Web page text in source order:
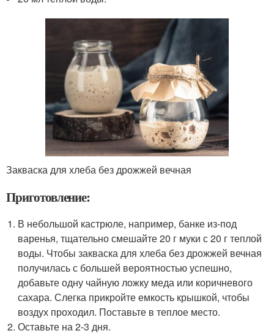
Закваска для хлеба без дрожжей вечная
Приготовление:
В небольшой кастрюле, например, банке из-под
варенья, тщательно смешайте 20 г муки с 20 г теплой
воды. Чтобы закваска для хлеба без дрожжей вечная
получилась с большей вероятностью успешно,
добавьте одну чайную ложку меда или коричневого
сахара. Слегка прикройте емкость крышкой, чтобы
воздух проходил. Поставьте в теплое место.
Оставьте на 2-3 дня.